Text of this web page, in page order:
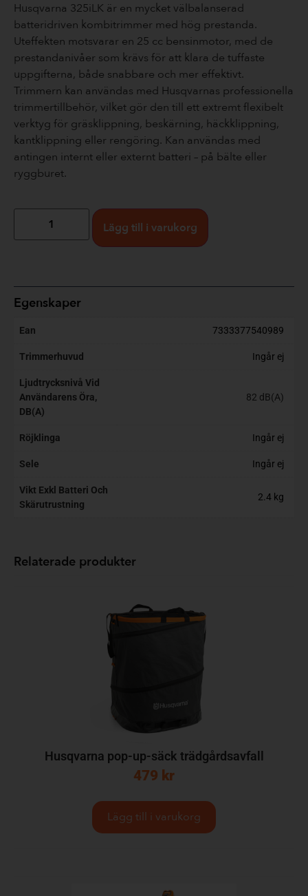
Husqvarna 325iLK är en mycket välbalanserad
batteridriven kombitrimmer med hög prestanda.
Uteffekten motsvarar en 25 cc bensinmotor, med de
prestandanivåer som krävs för att klara de tuffaste
uppgifterna, både snabbare och mer effektivt.
Trimmern kan användas med Husqvarnas professionella
trimmertillbehör, vilket gör den till ett extremt flexibelt
verktyg för gräsklippning, beskärning, häckklippning,
kantklippning eller rengöring. Kan användas med
antingen internt eller externt batteri – på bälte eller
ryggburet.
Lägg till i varukorg
Egenskaper
Ean 7333377540989
Trimmerhuvud Ingår ej
Ljudtrycksnivå Vid
Användarens Öra,
DB(A)
82 dB(A)
Röjklinga Ingår ej
Sele Ingår ej
Vikt Exkl Batteri Och
Skärutrustning
2.4 kg
Relaterade produkter
Husqvarna pop-up-säck trädgårdsavfall
479 kr
Lägg till i varukorg